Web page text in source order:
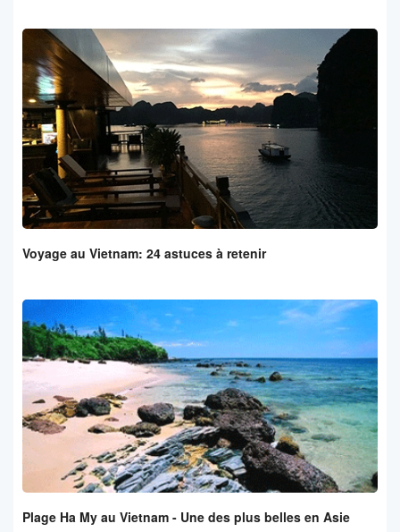
Voyage au Vietnam: 24 astuces à retenir
Plage Ha My au Vietnam - Une des plus belles en Asie